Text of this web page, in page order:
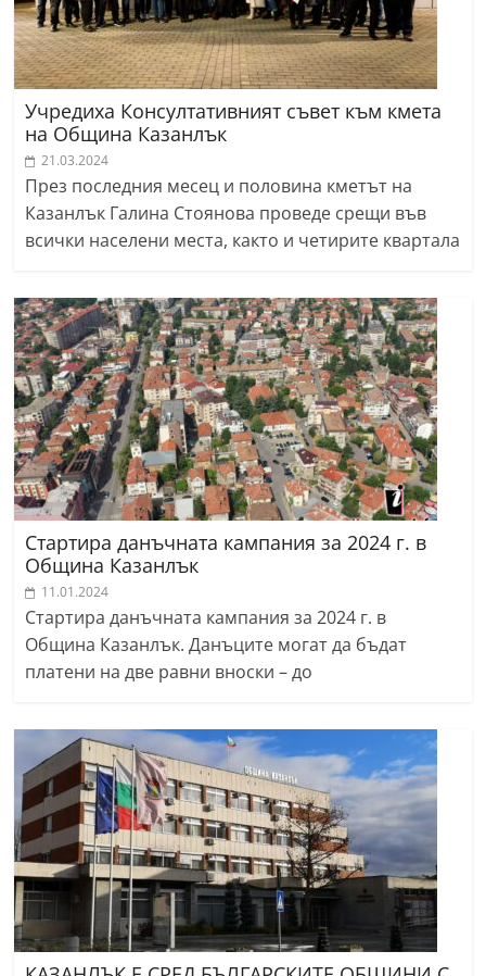
Учредиха Консултативният съвет към кмета
на Община Казанлък
21.03.2024
През последния месец и половина кметът на
Казанлък Галина Стоянова проведе срещи във
всички населени места, както и четирите квартала
Стартира данъчната кампания за 2024 г. в
Община Казанлък
11.01.2024
Стартира данъчната кампания за 2024 г. в
Община Казанлък. Данъците могат да бъдат
платени на две равни вноски – до